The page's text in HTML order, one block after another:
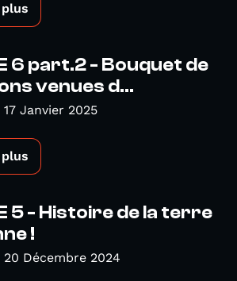
6 part.2 - Bouquet de
venues d...
Janvier 2025
5 - Histoire de la terre
!
20 Décembre 2024